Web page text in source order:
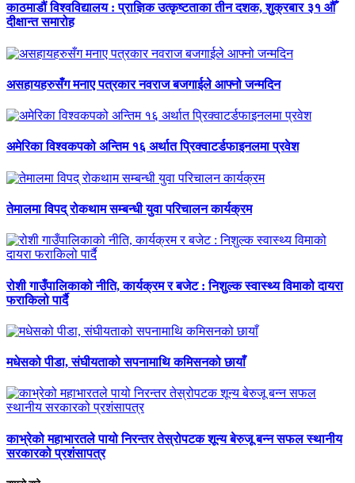
काठमाडौं विश्वविद्यालय : प्राज्ञिक उत्कृष्टताका तीन दशक, शुक्रबार ३१ औँ
दीक्षान्त समारोह
असहायहरुसँग मनाए पत्रकार नवराज बजगाईले आफ्नो जन्मदिन
अमेरिका विश्वकपको अन्तिम १६ अर्थात प्रिक्वाटर्डफाइनलमा प्रवेश
तेमालमा विपद् रोकथाम सम्बन्धी युवा परिचालन कार्यक्रम
रोशी गाउँपालिकाको नीति, कार्यक्रम र बजेट : निशुल्क स्वास्थ्य विमाको दायरा
फराकिलो पार्दै
मधेसको पीडा, संघीयताको सपनामाथि कमिसनको छायाँ
काभ्रेको महाभारतले पायो निरन्तर तेस्रोपटक शून्य बेरुजू बन्न सफल स्थानीय
सरकारको प्रशंसापत्र